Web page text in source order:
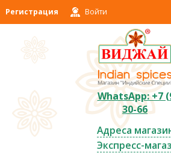
Регистрация Войти
WhatsApp: +7
30-66
Адреса
Экспресс-